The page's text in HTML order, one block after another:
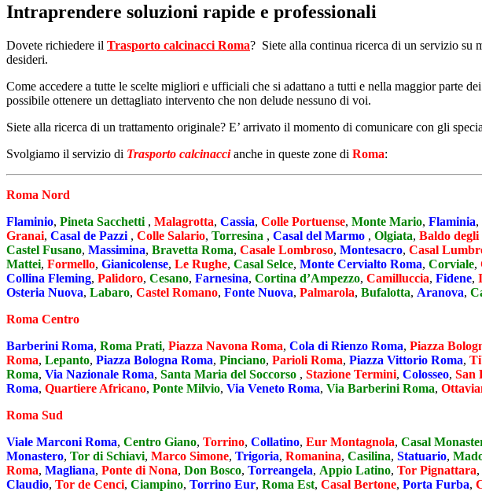
Intraprendere soluzioni rapide e professionali
Dovete richiedere il Trasporto calcinacci Roma? Siete alla continua ricerca di un servizio su
desideri.
Come accedere a tutte le scelte migliori e ufficiali che si adattano a tutti e nella maggior parte
possibile ottenere un dettagliato intervento che non delude nessuno di voi.
Siete alla ricerca di un trattamento originale? E’ arrivato il momento di comunicare con gli
Svolgiamo il servizio di Trasporto calcinaccianche in queste zone di Roma:
Roma Nord
Flaminio, Pineta Sacchetti , Malagrotta, Cassia, Colle Portuense, Monte Mario, Flaminia,
Granai, Casal de Pazzi , Colle Salario, Torresina , Casal del Marmo , Olgiata, Baldo
Castel Fusano, Massimina, Bravetta Roma, Casale Lombroso, Montesacro, Casal
Mattei, Formello, Gianicolense, Le Rughe, Casal Selce, Monte Cervialto Roma, Corviale,
Collina Fleming, Palidoro, Cesano, Farnesina, Cortina d’Ampezzo, Camilluccia, Fidene,
Osteria Nuova, Labaro, Castel Romano, Fonte Nuova, Palmarola, Bufalotta, Aranova,
Roma Centro
Barberini Roma, Roma Prati, Piazza Navona Roma, Cola di Rienzo Roma, Piazza
Roma, Lepanto, Piazza Bologna Roma, Pinciano, Parioli Roma, Piazza Vittorio Roma,
Roma, Via Nazionale Roma, Santa Maria del Soccorso , Stazione Termini, Colosseo, San
Roma, Quartiere Africano, Ponte Milvio, Via Veneto Roma, Via Barberini Roma,
Roma Sud
Viale Marconi Roma, Centro Giano, Torrino, Collatino, Eur Montagnola, Casal
Monastero, Tor di Schiavi, Marco Simone, Trigoria, Romanina, Casilina, Statuario,
Roma, Magliana, Ponte di Nona, Don Bosco, Torreangela, Appio Latino, Tor Pignattara,
Claudio, Tor de Cenci, Ciampino, Torrino Eur, Roma Est, Casal Bertone, Porta Furba,